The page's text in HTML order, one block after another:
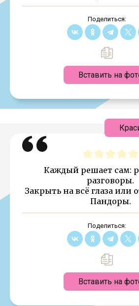
Поделиться:
Вставить на
Каждый решает сам:
разговоры.
Закрыть на всё глаза или
Пандоры.
Поделиться:
Вставить на